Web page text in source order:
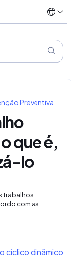
Preventiva
que é,
lo
trabalhos
com as
cíclico dinâmico